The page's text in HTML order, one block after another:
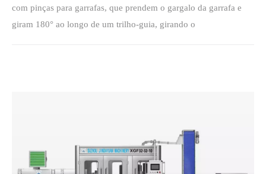
com pinças para garrafas, que prendem o gargalo da garrafa e
giram 180° ao longo de um trilho-guia, girando o